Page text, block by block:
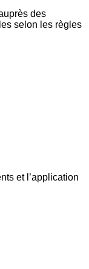
des
selon les règles
et l’application